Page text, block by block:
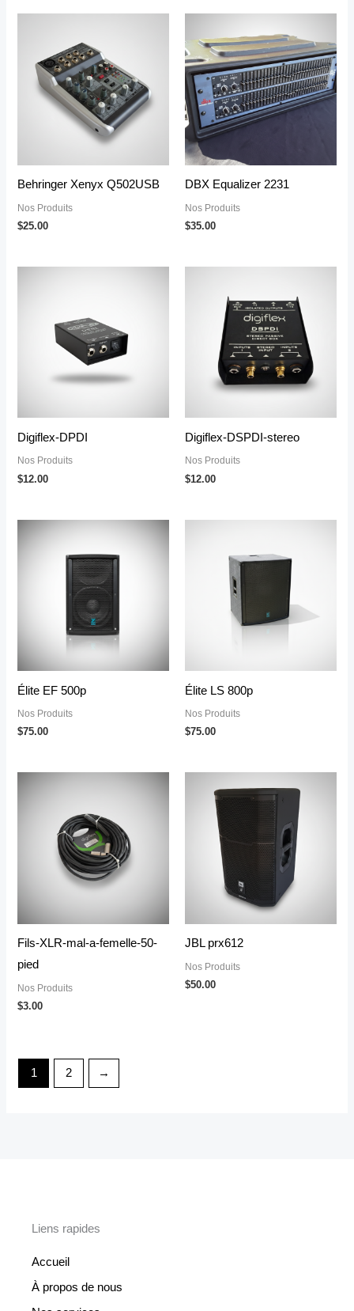
Behringer Xenyx Q502USB
Nos Produits
$25.00
DBX Equalizer 2231
Nos Produits
$35.00
Digiflex-DPDI
Nos Produits
$12.00
Digiflex-DSPDI-stereo
Nos Produits
$12.00
Élite EF 500p
Nos Produits
$75.00
Élite LS 800p
Nos Produits
$75.00
Fils-XLR-mal-a-femelle-50-
pied
Nos Produits
$3.00
JBL prx612
Nos Produits
$50.00
1 2 →
Liens rapides
Accueil
À propos de nous